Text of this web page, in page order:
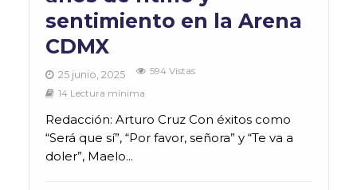
sentimiento en la Arena
CDMX
25 junio, 2025
594 Vistas
14 Lectura mínima
Redacción: Arturo Cruz Con éxitos como
“Será que sí”, “Por favor, señora” y “Te va a
doler”, Maelo...